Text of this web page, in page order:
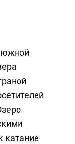
южной
катание